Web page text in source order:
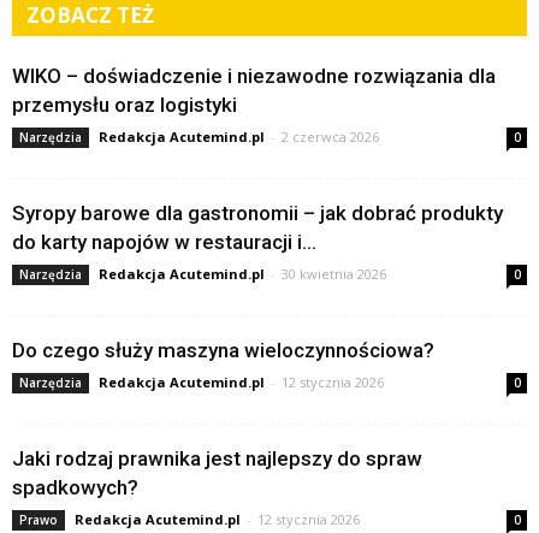
ZOBACZ TEŻ
WIKO – doświadczenie i niezawodne rozwiązania dla
przemysłu oraz logistyki
Narzędzia Redakcja Acutemind.pl - 2 czerwca 2026 0
Syropy barowe dla gastronomii – jak dobrać produkty
do karty napojów w restauracji i...
Narzędzia Redakcja Acutemind.pl - 30 kwietnia 2026 0
Do czego służy maszyna wieloczynnościowa?
Narzędzia Redakcja Acutemind.pl - 12 stycznia 2026 0
Jaki rodzaj prawnika jest najlepszy do spraw
spadkowych?
Prawo Redakcja Acutemind.pl - 12 stycznia 2026 0